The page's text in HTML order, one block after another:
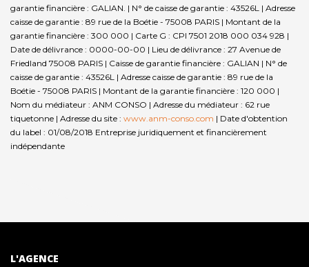
garantie financière : GALIAN. | N° de caisse de garantie : 43526L | Adresse
caisse de garantie : 89 rue de la Boétie - 75008 PARIS | Montant de la
garantie financière : 300 000 | Carte G : CPI 7501 2018 000 034 928 |
Date de délivrance : 0000-00-00 | Lieu de délivrance : 27 Avenue de
Friedland 75008 PARIS | Caisse de garantie financière : GALIAN | N° de
caisse de garantie : 43526L | Adresse caisse de garantie : 89 rue de la
Boétie - 75008 PARIS | Montant de la garantie financière : 120 000 |
Nom du médiateur : ANM CONSO | Adresse du médiateur : 62 rue
tiquetonne | Adresse du site : www.anm-conso.com | Date d'obtention
du label : 01/08/2018 Entreprise juridiquement et financièrement
indépendante
L'AGENCE